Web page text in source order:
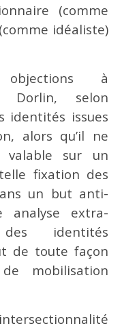
(comme
idéaliste)
à
Dorlin, selon
identités issues
alors qu’il ne
valable sur un
fixation des
un but anti-
analyse extra-
identités
de toute façon
mobilisation